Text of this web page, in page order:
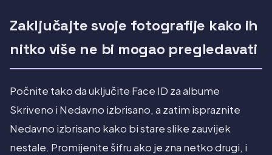
Zaključajte svoje fotografije kako ih
nitko više ne bi mogao pregledavati
Počnite tako da uključite Face ID za albume
Skriveno i Nedavno izbrisano, a zatim ispraznite
Nedavno izbrisano kako bi stare slike zauvijek
nestale. Promijenite šifru ako je zna netko drugi, i